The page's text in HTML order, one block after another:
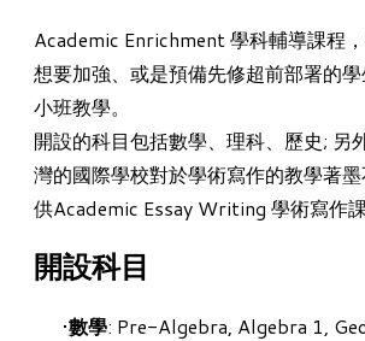
Academic Enrichment 學科輔導課程
想要加強、或是預備先修超前部署的
小班教學。
開設的科目包括數學、理科、歷史; 另
灣的國際學校對於學術寫作的教學著
供Academic Essay Writing 學術寫作課
開設科目
數學: Pre-Algebra, Algebra 1,